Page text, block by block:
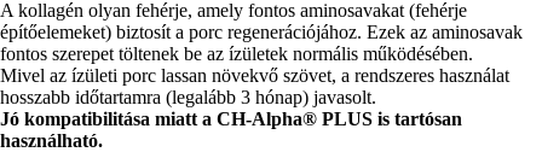
A kollagén olyan fehérje, amely fontos aminosavakat (fehérje
építőelemeket) biztosít a porc regenerációjához. Ezek az aminosavak
fontos szerepet töltenek be az ízületek normális működésében.
Mivel az ízületi porc lassan növekvő szövet, a rendszeres használat
hosszabb időtartamra (legalább 3 hónap) javasolt.
Jó kompatibilitása miatt a CH-Alpha® PLUS is tartósan
használható.